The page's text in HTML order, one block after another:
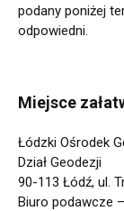
podany poniżej
odpowiedni.
Miejsce
Łódzki Ośrodek
Dział Geodezji
90-113 Łódź, ul.
Biuro podawcze